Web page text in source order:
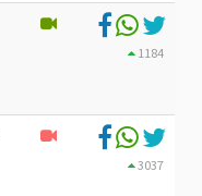
1184
3037